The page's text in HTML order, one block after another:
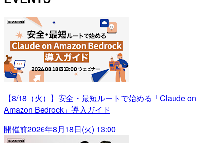
【8/18（火）】安全・最短ルートで始める「Claude on
Amazon Bedrock」導入ガイド
開催前2026年8月18日(火) 13:00